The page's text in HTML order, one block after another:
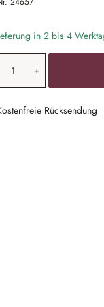
in 2 bis 4
Rücksendung